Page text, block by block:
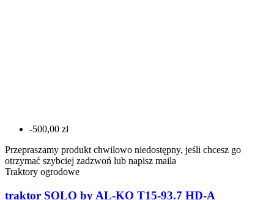
-500,00 zł
Przepraszamy produkt chwilowo niedostępny, jeśli chcesz go
otrzymać szybciej zadzwoń lub napisz maila
Traktory ogrodowe
traktor SOLO by AL-KO T15-93.7 HD-A